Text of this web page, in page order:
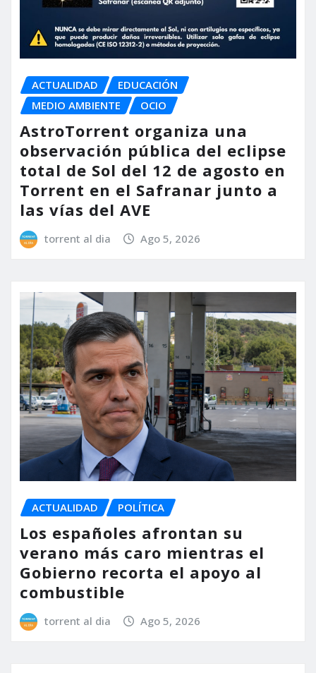
ACTUALIDAD
EDUCACIÓN
MEDIO AMBIENTE
OCIO
AstroTorrent organiza una
observación pública del eclipse
total de Sol del 12 de agosto en
Torrent en el Safranar junto a
las vías del AVE
torrent al dia Ago 5, 2026
ACTUALIDAD POLÍTICA
Los españoles afrontan su
verano más caro mientras el
Gobierno recorta el apoyo al
combustible
torrent al dia Ago 5, 2026